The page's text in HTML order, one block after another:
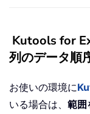
Kutools for
列のデータ順
お使いの環境に
いる場合は、 範囲